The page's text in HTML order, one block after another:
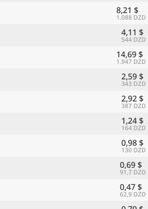
8,21 $
1.088 DZD
4,11 $
544 DZD
14,69 $
1.947 DZD
2,59 $
343 DZD
2,92 $
387 DZD
1,24 $
164 DZD
0,98 $
130 DZD
0,69 $
91,7 DZD
0,47 $
62,9 DZD